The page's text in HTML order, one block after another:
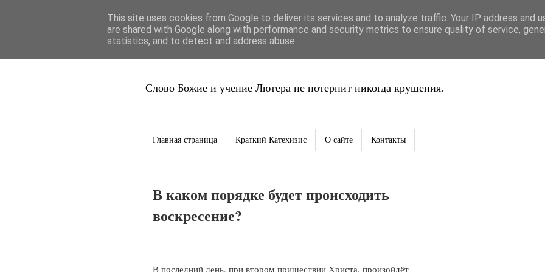
Благая Весть
Слово Божие и учение Лютера не потерпит никогда крушения.
Главная страница Краткий Катехизис О сайте Контакты
В каком порядке будет происходить
воскресение?
В последний день, при втором пришествии Христа, произойдёт
This site uses cookies from Google to deliver its services and to analyze traffic. Your IP address and
are shared with Google along with performance and security metrics to ensure quality of service,
statistics, and to detect and address abuse.